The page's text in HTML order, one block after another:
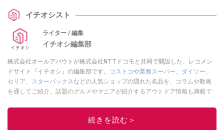
イチオシスト
ライター / 編集
イチオシ編集部
株式会社オールアバウトが株式会社NTTドコモと共同で開設した、レコメン
ドサイト『イチオシ』の編集部です。
コストコや業務スーパー、 ダイソー、
セリア、 スターバックスなどの人気ショップの隠れた名品を、コラムや動画
を通してご紹介。話題のグルメやマニアが紹介するアウトドア情報も満載で
レビューしています。毎日トレンド情報をお届けしているので、ぜひ
してください！続きを読む＞